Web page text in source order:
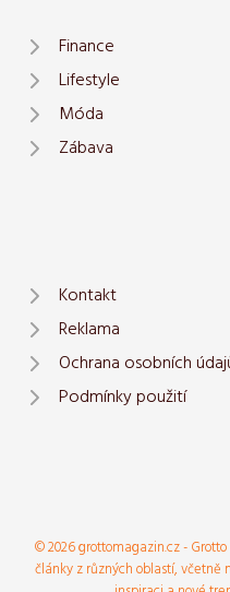
Finance
Lifestyle
Móda
Zábava
Kontakt
Reklama
Ochrana osobních
Podmínky použití
© 2026 grottomagazin.cz -
články z různých oblastí, včetně